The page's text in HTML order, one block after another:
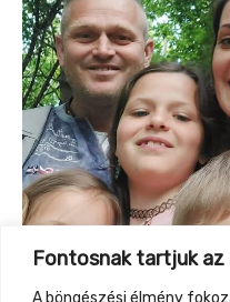
Fontosnak tartjuk
A böngészési élmény